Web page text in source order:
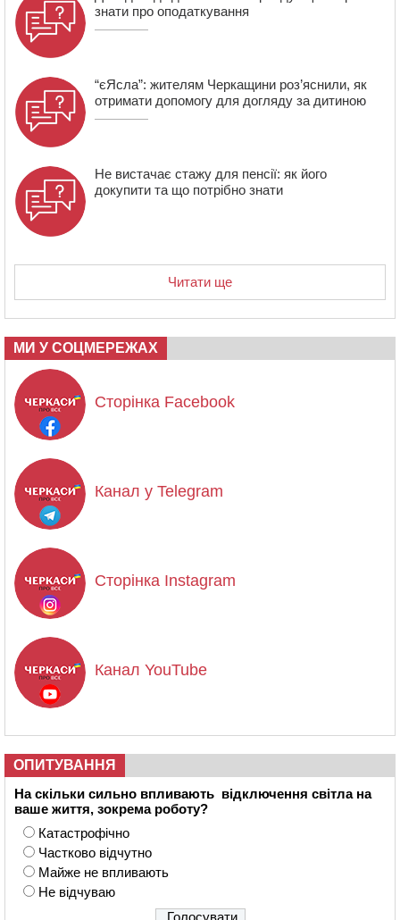
незаконне будівництво
15:38 У лікарні померла жінка, яку на пішохідному переході
в Черкаському районі збила автівка
знати про оподаткування
“єЯсла”: жителям Черкащини роз’яснили, як
отримати допомогу для догляду за дитиною
Не вистачає стажу для пенсії: як його
докупити та що потрібно знати
Читати ще
МИ У СОЦМЕРЕЖАХ
Сторінка Facebook
Канал у Telegram
Сторінка Instagram
Канал YouTube
ОПИТУВАННЯ
На скільки сильно впливають відключення світла на
ваше життя, зокрема роботу?
Катастрофічно
Частково відчутно
Майже не впливають
Не відчуваю